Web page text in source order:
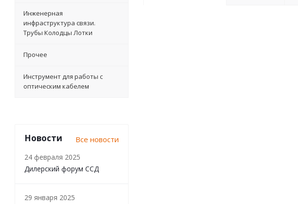
Инженерная
инфраструктура связи.
Трубы Колодцы Лотки
Прочее
Инструмент для работы с
оптическим кабелем
Новости Все новости
24 февраля 2025
Дилерский форум ССД
29 января 2025